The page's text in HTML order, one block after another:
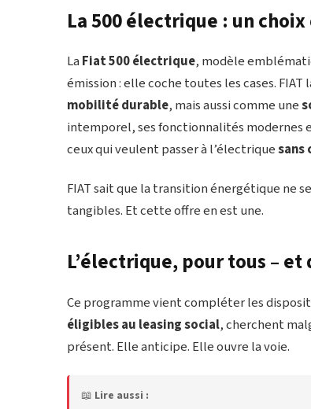
La 500 électrique : un choix
La Fiat 500 électrique, modèle
émission : elle coche toutes les cases.
mobilité durable, mais aussi comme une
intemporel, ses fonctionnalités modernes
ceux qui veulent passer à l’électriquesans
FIAT sait que la transition énergétique ne
tangibles. Et cette offre en est une.
L’électrique, pour tous –
Ce programme vient compléter les
éligibles au leasing social, cherchent
présent. Elle anticipe. Elle ouvre la voie.
📖 Lire aussi :